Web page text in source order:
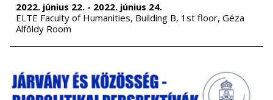
2022. június 22. - 2022. június 24.
ELTE Faculty of Humanities, Building B, 1st floor, Géza
Alföldy Room